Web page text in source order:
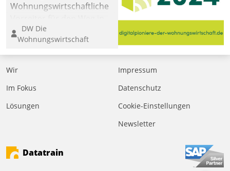
Wohnungswirtschaftliche
eine digitale Zukunft zu
finden, ist das Ziel des
Awards „Digitalpioniere
der
Bewerben können sich
dafür ein Team
DW Die
Wohnungswirtschaft
Wir
Im Fokus
Lösungen
Impressum
Datenschutz
Cookie-Einstellungen
Newsletter
Datatrain